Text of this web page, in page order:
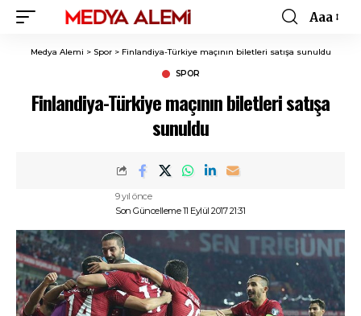
Font
Resizer
Aaa
Medya Alemi > Spor> Finlandiya-Türkiye maçının biletleri satışa sunuldu
SPOR
Finlandiya-Türkiye maçının biletleri satışa
sunuldu
Son Güncelleme 11 Eylül 2017 21:31
9 yıl önce